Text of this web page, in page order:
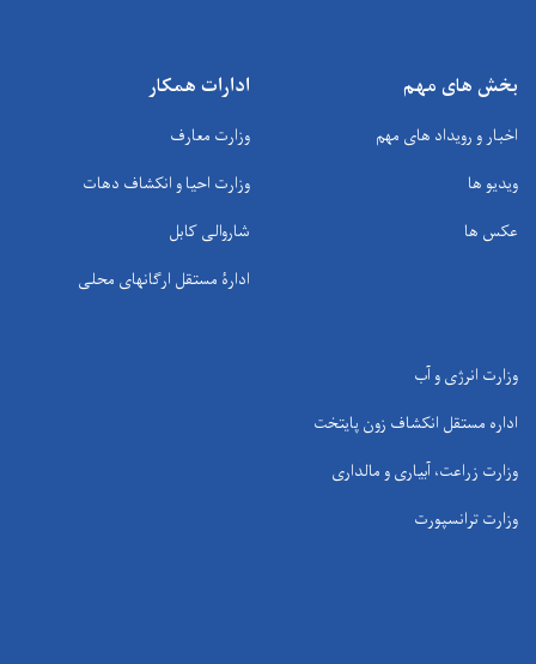
بخش های مهم
اخبار و رویداد های مهم
ویدیو ها
عکس ها
ادارات همکار
وزارت معارف
وزارت احیا و انکشاف دهات
شاروالی کابل
ادارۀ مستقل ارگانهای محلی
وزارت انرژی و آب
اداره مستقل انکشاف زون پایتخت
وزارت زراعت، آبیاری و مالداری
وزارت ترانسپورت